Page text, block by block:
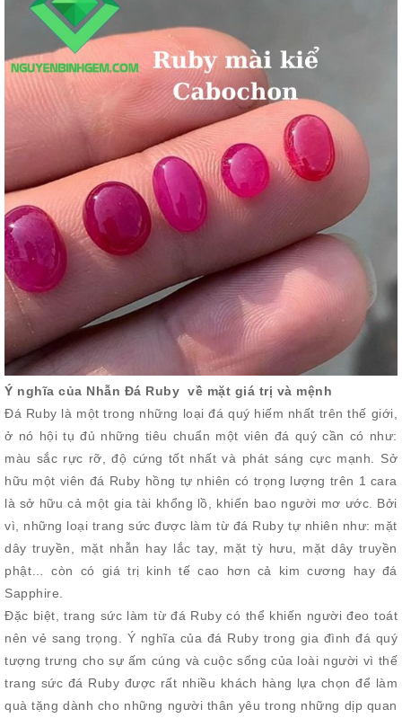
Ý nghĩa của Nhẫn Đá Ruby về mặt giá trị và mệnh
Đá Ruby là một trong những loại đá quý hiếm nhất trên thế giới,
ở nó hội tụ đủ những tiêu chuẩn một viên đá quý cần có như:
màu sắc rực rỡ, độ cứng tốt nhất và phát sáng cực mạnh. Sở
hữu một viên đá Ruby hồng tự nhiên có trọng lượng trên 1 cara
là sở hữu cả một gia tài khổng lồ, khiến bao người mơ ước. Bởi
vì, những loại trang sức được làm từ đá Ruby tự nhiên như: mặt
dây truyền, mặt nhẫn hay lắc tay, mặt tỳ hưu, mặt dây truyền
phật… còn có giá trị kinh tế cao hơn cả kim cương hay đá
Sapphire.
Đặc biệt, trang sức làm từ đá Ruby có thể khiến người đeo toát
nên vẻ sang trọng. Ý nghĩa của đá Ruby trong gia đình đá quý
tượng trưng cho sự ấm cúng và cuộc sống của loài người vì thế
trang sức đá Ruby được rất nhiều khách hàng lựa chọn để làm
quà tặng dành cho những người thân yêu trong những dịp quan